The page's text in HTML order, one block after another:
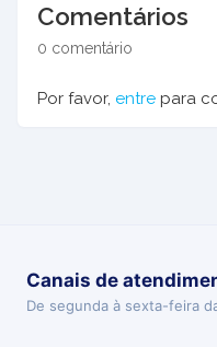
Comentários
0 comentário
Por favor, entre para
Canais de
De segunda à sexta-feira